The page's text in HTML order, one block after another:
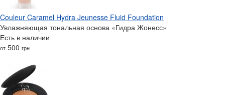
Couleur Caramel Hydra Jeunesse Fluid Foundation
Увлажняющая тональная основа «Гидра Жонесс»
Есть в наличии
от 500 грн